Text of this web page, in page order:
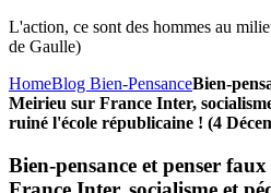
L'action, ce sont des hommes au
de Gaulle)
HomeBlog Bien-PensanceBien-
Meirieu sur France Inter,
ruiné l'école républicaine ! (4
Bien-pensance et penser